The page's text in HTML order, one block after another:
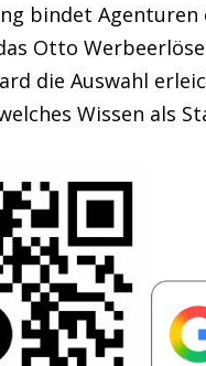
bindet
Otto
die Auswahl
Wissen als